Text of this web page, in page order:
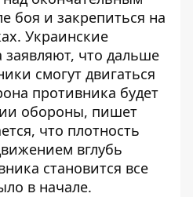
боя и закрепиться на
Украинские
что дальше
смогут двигаться
противника будет
обороны, пишет
что плотность
вглубь
становится все
в начале.